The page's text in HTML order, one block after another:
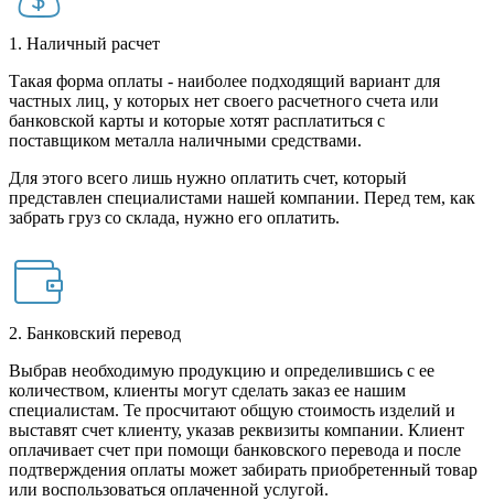
1. Наличный расчет
Такая форма оплаты - наиболее подходящий вариант для
частных лиц, у которых нет своего расчетного счета или
банковской карты и которые хотят расплатиться с
поставщиком металла наличными средствами.
Для этого всего лишь нужно оплатить счет, который
представлен специалистами нашей компании. Перед тем, как
забрать груз со склада, нужно его оплатить.
2. Банковский перевод
Выбрав необходимую продукцию и определившись с ее
количеством, клиенты могут сделать заказ ее нашим
специалистам. Те просчитают общую стоимость изделий и
выставят счет клиенту, указав реквизиты компании. Клиент
оплачивает счет при помощи банковского перевода и после
подтверждения оплаты может забирать приобретенный товар
или воспользоваться оплаченной услугой.